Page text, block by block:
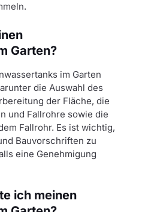
Garten?
im Garten
die Auswahl des
der Fläche, die
und Fallrohre sowie die
Fallrohr. Es ist wichtig,
Bauvorschriften zu
eine Genehmigung
ich meinen